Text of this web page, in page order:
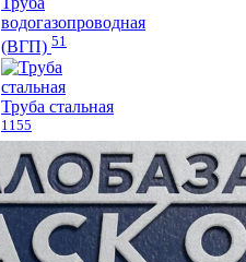
водогазопроводная
(ВГП) 51
Труба стальная
1155